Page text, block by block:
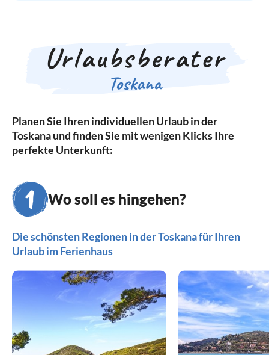
Urlaubsberater
Toskana
Planen Sie Ihren individuellen Urlaub in der
Toskana und finden Sie mit wenigen Klicks Ihre
perfekte Unterkunft:
Wo soll es hingehen?
Die schönsten Regionen in der Toskana für Ihren
Urlaub im Ferienhaus